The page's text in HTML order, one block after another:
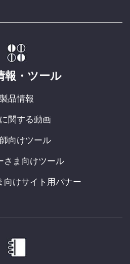
報・ツール
製品情報
関する動画
向けツール
さま向けツール
向けサイト用バナー